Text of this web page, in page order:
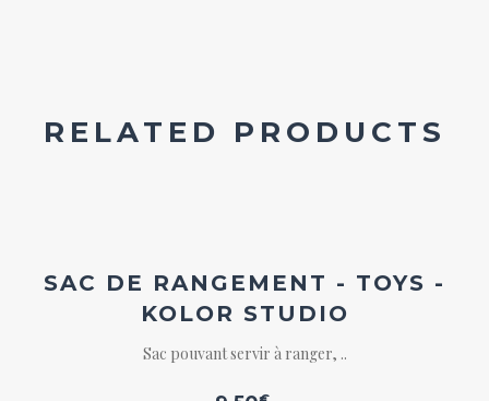
RELATED PRODUCTS
SAC DE RANGEMENT - TOYS -
KOLOR STUDIO
Sac pouvant servir à ranger, ..